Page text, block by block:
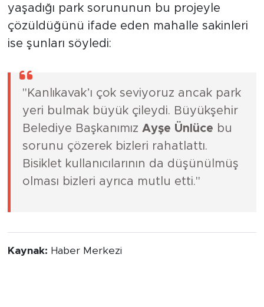
yaşadığı park sorununun bu projeyle
çözüldüğünü ifade eden mahalle sakinleri
ise şunları söyledi:
"Kanlıkavak’ı çok seviyoruz ancak park
yeri bulmak büyük çileydi. Büyükşehir
Belediye Başkanımız Ayşe Ünlüce bu
sorunu çözerek bizleri rahatlattı.
Bisiklet kullanıcılarının da düşünülmüş
olması bizleri ayrıca mutlu etti."
Kaynak: Haber Merkezi